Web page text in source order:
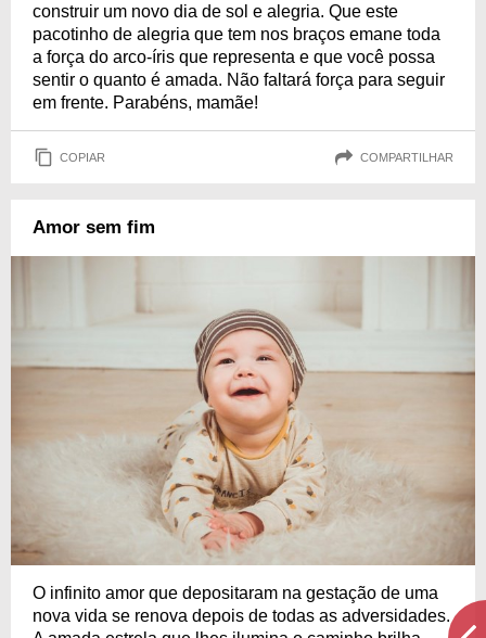
construir um novo dia de sol e alegria. Que este
pacotinho de alegria que tem nos braços emane toda
a força do arco-íris que representa e que você possa
sentir o quanto é amada. Não faltará força para seguir
em frente. Parabéns, mamãe!
COPIAR COMPARTILHAR
Amor sem fim
O infinito amor que depositaram na gestação de uma
nova vida se renova depois de todas as adversidades.